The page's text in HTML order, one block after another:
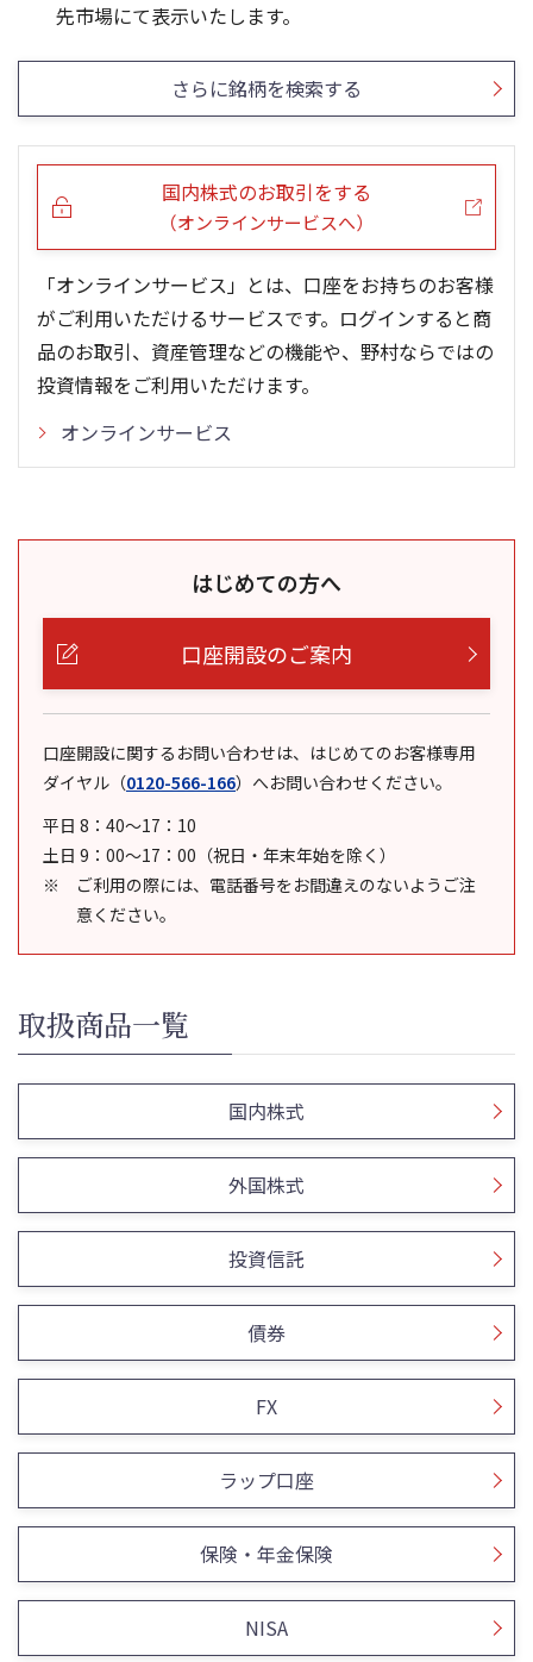
25/12
25/10
25/08
25/06
25/04
0
24/01
23/01
22/01
21/01
先市場にて表示いたします。
さらに銘柄を検索する
国内株式のお取引をする
（オンラインサービスへ）
「オンラインサービス」とは、口座をお持ちのお客様
がご利用いただけるサービスです。ログインすると商
品のお取引、資産管理などの機能や、野村ならではの
投資情報をご利用いただけます。
オンラインサービス
はじめての方へ
口座開設のご案内
口座開設に関するお問い合わせは、はじめてのお客様専用
ダイヤル （0120-566-166） へお問い合わせください。
平日 8：40～17：10
土日 9：00～17：00（祝日・年末年始を除く）
ご利用の際には、電話番号をお間違えのないようご注
意ください。
取扱商品一覧
国内株式
外国株式
投資信託
債券
FX
ラップ口座
保険・年金保険
NISA